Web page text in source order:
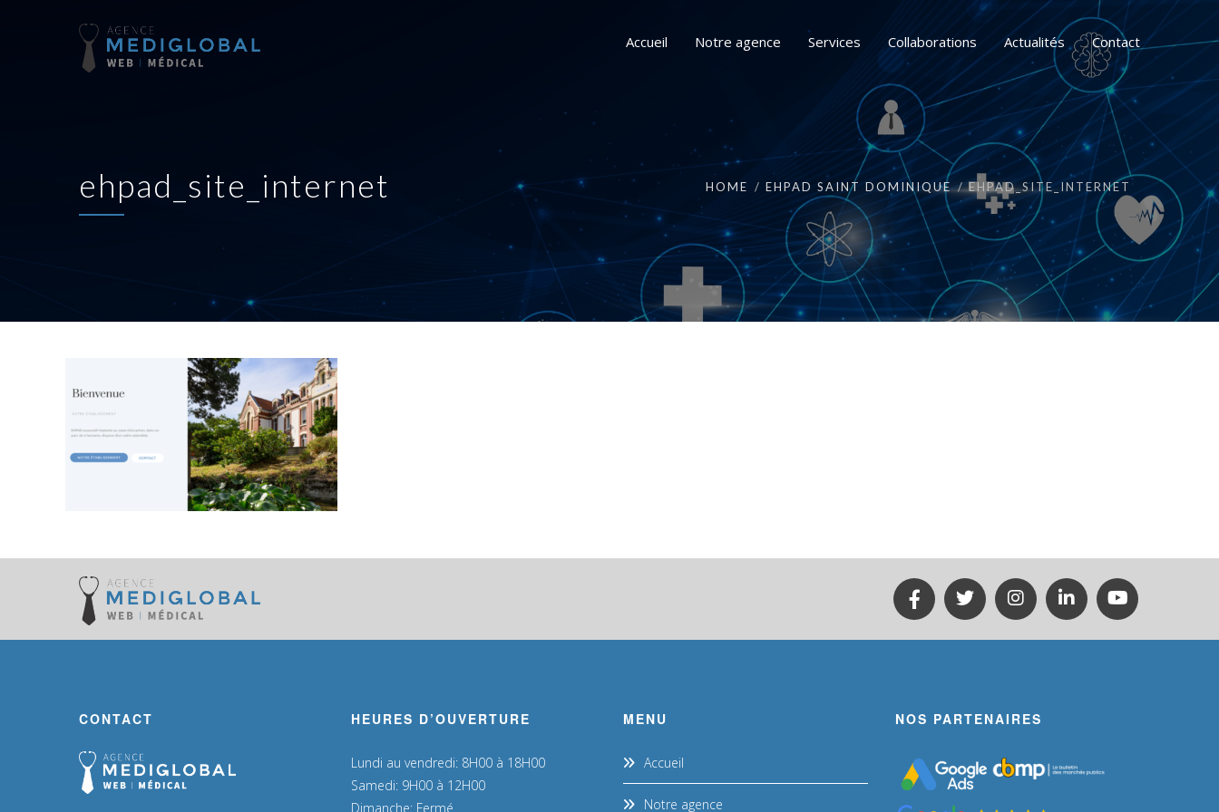
Accueil Notre agence Services Collaborations Actualités Contact
ehpad_site_internet HOME EHPAD SAINT DOMINIQUE EHPAD_SITE_INTERNET
CONTACT HEURES D’OUVERTURE
Lundi au vendredi: 8H00 à 18H00
Samedi: 9H00 à 12H00
Dimanche: Fermé
MENU
Accueil
Notre agence
NOS PARTENAIRES